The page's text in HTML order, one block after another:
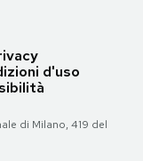
d'uso
di Milano, 419 del